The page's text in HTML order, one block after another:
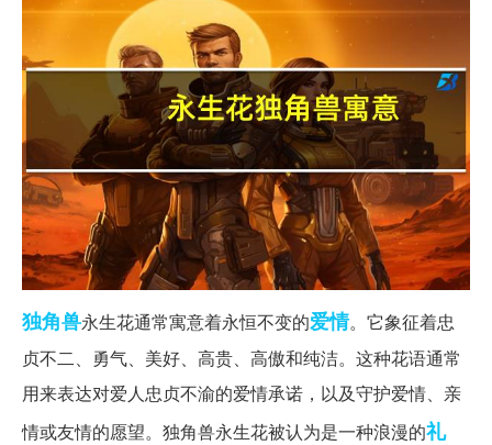
独角兽永生花通常寓意着永恒不变的爱情。它象征着忠
贞不二、勇气、美好、高贵、高傲和纯洁。这种花语通常
用来表达对爱人忠贞不渝的爱情承诺，以及守护爱情、亲
情或友情的愿望。独角兽永生花被认为是一种浪漫的礼